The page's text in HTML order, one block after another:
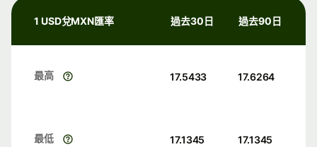
1 USD兌MXN匯率 過去30日 過去90日
最高 17.5433 17.6264
最低 17.1345 17.1345